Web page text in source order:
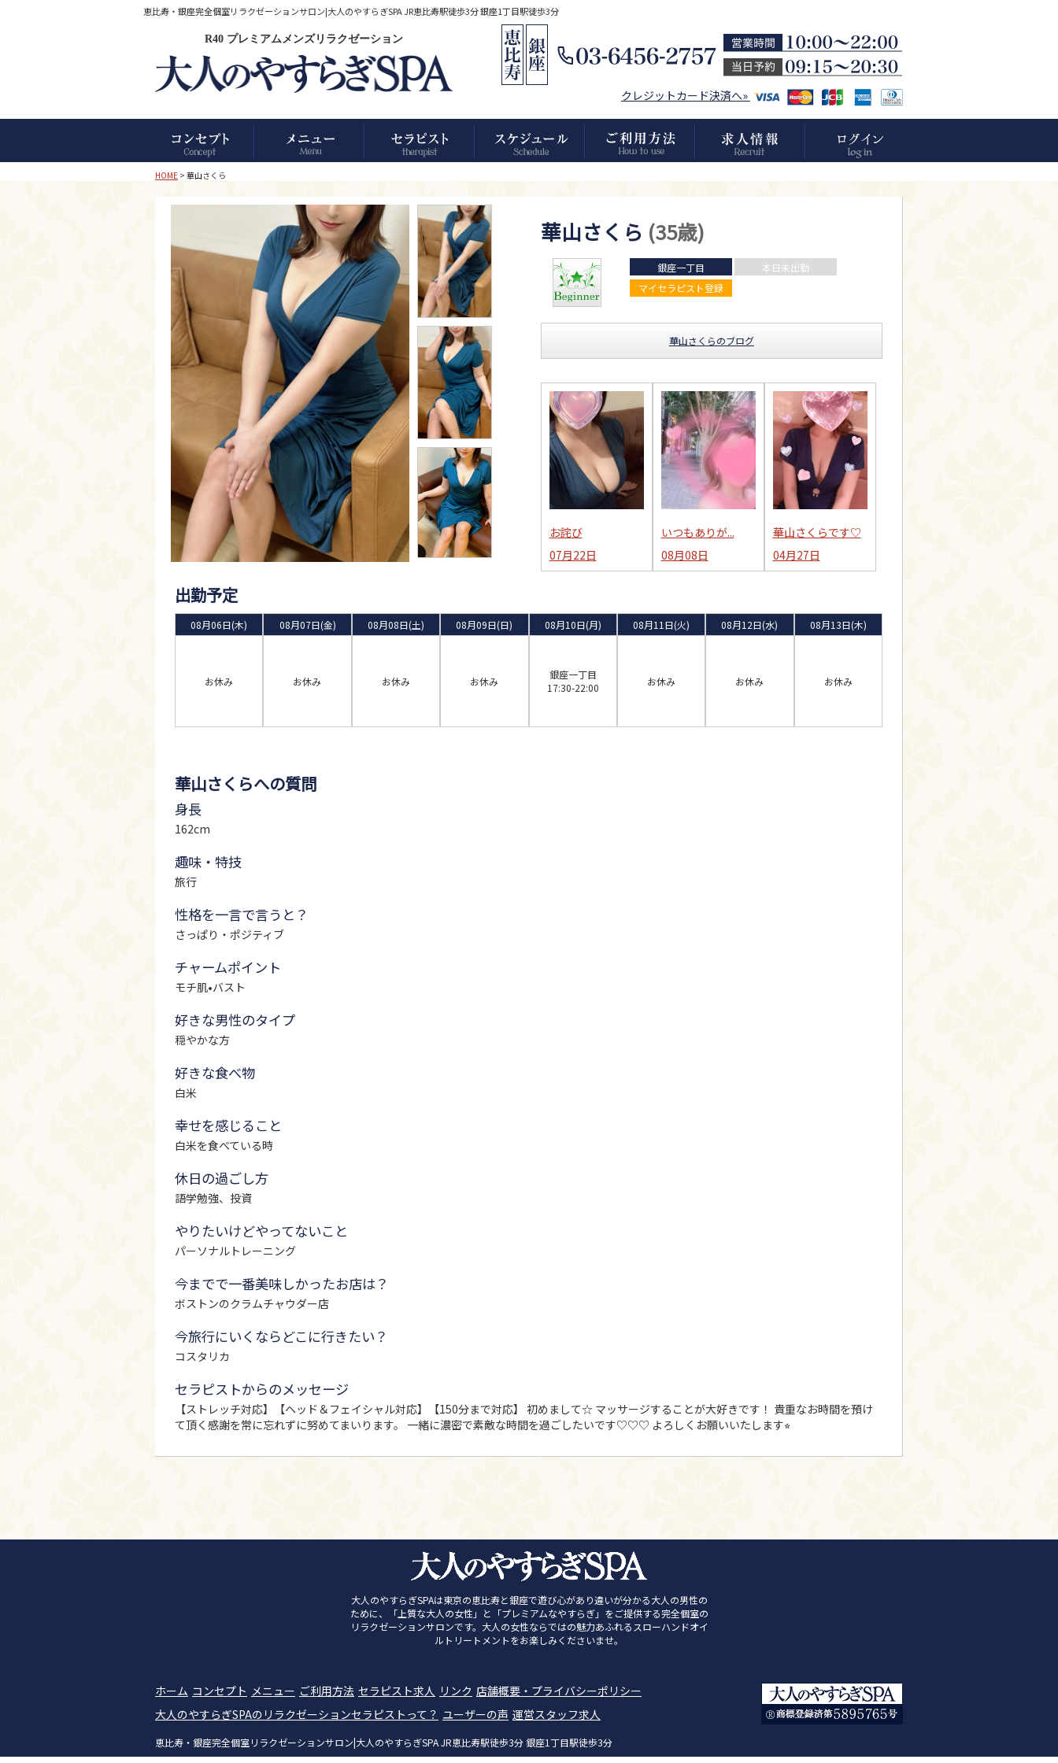
恵比寿・銀座完全個室リラクゼーションサロン|大人のやすらぎSPA JR恵比寿駅徒歩3分 銀座1丁目駅徒歩3分
R40 プレミアムメンズリラクゼーション
クレジットカード決済へ»
HOME > 華山さくら
華山さくら (35歳)
銀座一丁目
本日未出勤
マイセラピスト登録
華山さくらのブログ
お詫び
07月22日
いつもありが...
08月08日
華山さくらです♡
04月27日
出勤予定
08月06日(木)
お休み
08月07日(金)
お休み
08月08日(土)
お休み
08月09日(日)
お休み
08月10日(月)
銀座一丁目
17:30-22:00
08月11日(火)
お休み
08月12日(水)
お休み
08月13日(木)
お休み
華山さくらへの質問
身長
162cm
趣味・特技
旅行
性格を一言で言うと？
さっぱり・ポジティブ
チャームポイント
モチ肌•バスト
好きな男性のタイプ
穏やかな方
好きな食べ物
白米
幸せを感じること
白米を食べている時
休日の過ごし方
語学勉強、投資
やりたいけどやってないこと
パーソナルトレーニング
今までで一番美味しかったお店は？
ボストンのクラムチャウダー店
今旅行にいくならどこに行きたい？
コスタリカ
セラピストからのメッセージ
【ストレッチ対応】【ヘッド＆フェイシャル対応】【150分まで対応】 初めまして☆ マッサージすることが大好きです！ 貴重なお時間を預け
て頂く感謝を常に忘れずに努めてまいります。 一緒に濃密で素敵な時間を過ごしたいです♡♡♡ よろしくお願いいたします⭐︎
大人のやすらぎSPAは東京の恵比寿と銀座で遊び心があり違いが分かる大人の男性の
ために、「上質な大人の女性」と「プレミアムなやすらぎ」をご提供する完全個室の
リラクゼーションサロンです。大人の女性ならではの魅力あふれるスローハンドオイ
ルトリートメントをお楽しみくださいませ。
ホーム コンセプト メニュー ご利用方法 セラピスト求人 リンク 店舗概要・プライバシーポリシー
大人のやすらぎSPAのリラクゼーションセラピストって？ ユーザーの声 運営スタッフ求人
恵比寿・銀座完全個室リラクゼーションサロン|大人のやすらぎSPA JR恵比寿駅徒歩3分 銀座1丁目駅徒歩3分